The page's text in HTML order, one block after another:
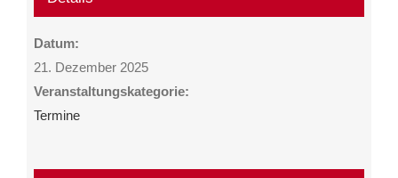
Datum:
21. Dezember 2025
Veranstaltungskategorie:
Termine